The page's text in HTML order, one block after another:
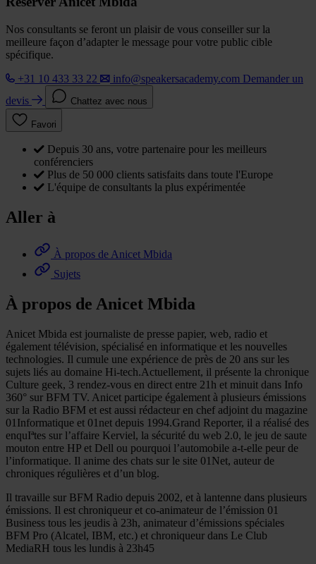
Nos consultants se feront un plaisir de vous conseiller sur la
meilleure façon d’adapter le message pour votre public cible
spécifique.
+31 10 433 33 22
info@speakersacademy.com Demander un
devis
Chattez avec nous
Favori
Depuis 30 ans, votre partenaire pour les meilleurs
conférenciers
Plus de 50 000 clients satisfaits dans toute l'Europe
L'équipe de consultants la plus expérimentée
Aller à
À propos de Anicet Mbida
Sujets
À propos de Anicet Mbida
Anicet Mbida est journaliste de presse papier, web, radio et
également télévision, spécialisé en informatique et les nouvelles
technologies. Il cumule une expérience de près de 20 ans sur les
sujets liés au domaine Hi-tech.Actuellement, il présente la chronique
Culture geek, 3 rendez-vous en direct entre 21h et minuit dans Info
360° sur BFM TV. Anicet participe également à plusieurs émissions
sur la Radio BFM et est aussi rédacteur en chef adjoint du magazine
01Informatique et 01net depuis 1994.Grand Reporter, il a réalisé des
enquIªtes sur l’affaire Kerviel, la sécurité du web 2.0, le jeu de saute
mouton entre HP et Dell ou pourquoi l’automobile a-t-elle peur de
l’informatique. Il anime des chats sur le site 01Net, auteur de
chroniques régulières et d’un blog.
Il travaille sur BFM Radio depuis 2002, et à lantenne dans plusieurs
émissions. Il est chroniqueur et co-animateur de l’émission 01
Business tous les jeudis à 23h, animateur d’émissions spéciales
BFM Pro (Alcatel, IBM, etc.) et chroniqueur dans Le Club
MediaRH tous les lundis à 23h45